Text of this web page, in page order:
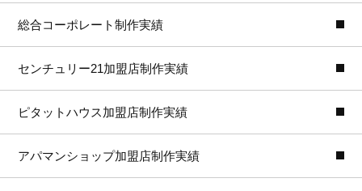
総合コーポレート制作実績
センチュリー21加盟店制作実績
ピタットハウス加盟店制作実績
アパマンショップ加盟店制作実績